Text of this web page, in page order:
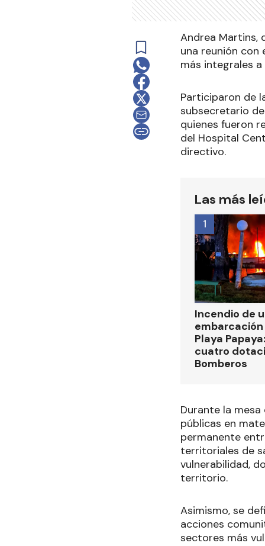
Andrea Martins,
una reunión
más integrales
Participaron de
subsecretario
quienes fueron
del Hospital
directivo.
Las más
Incendio de
Playa
cuatro
Bomberos
1
Durante la
públicas en
permanente
territoriales de
vulnerabilidad,
territorio.
Asimismo, se
acciones
sectores más